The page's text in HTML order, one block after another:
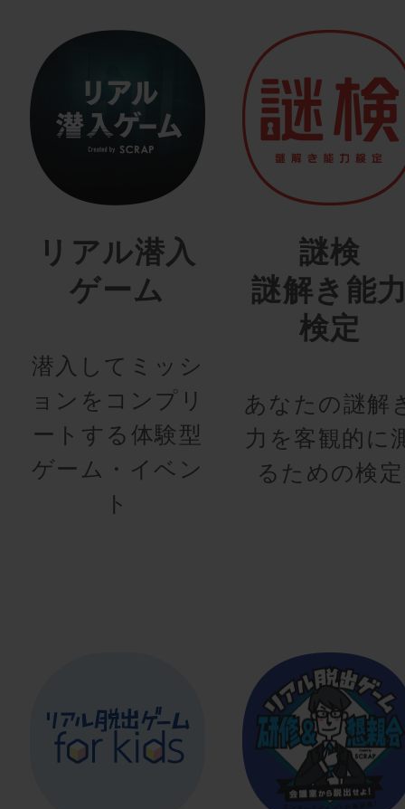
リアル潜入
ゲーム
潜入してミッシ
ョンをコンプリ
ートする体験型
ゲーム・イベン
ト
謎検
謎解き能
検定
あなたの謎解
力を客観的に
るための検定